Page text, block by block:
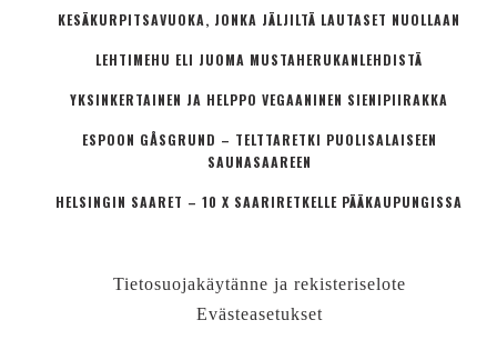
KESÄKURPITSAVUOKA, JONKA JÄLJILTÄ LAUTASET NUOLLAAN
LEHTIMEHU ELI JUOMA MUSTAHERUKANLEHDISTÄ
YKSINKERTAINEN JA HELPPO VEGAANINEN SIENIPIIRAKKA
ESPOON GÅSGRUND – TELTTARETKI PUOLISALAISEEN
SAUNASAAREEN
HELSINGIN SAARET – 10 X SAARIRETKELLE PÄÄKAUPUNGISSA
Tietosuojakäytänne ja rekisteriselote
Evästeasetukset